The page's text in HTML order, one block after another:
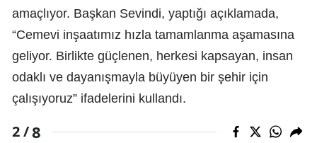
amaçlıyor. Başkan Sevindi, yaptığı açıklamada,
“Cemevi inşaatımız hızla tamamlanma aşamasına
geliyor. Birlikte güçlenen, herkesi kapsayan, insan
odaklı ve dayanışmayla büyüyen bir şehir için
çalışıyoruz” ifadelerini kullandı.
2 /8